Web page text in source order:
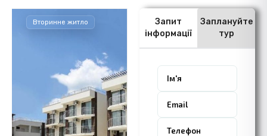
Вторинне житло
Запит
інформації
Заплануйте
тур